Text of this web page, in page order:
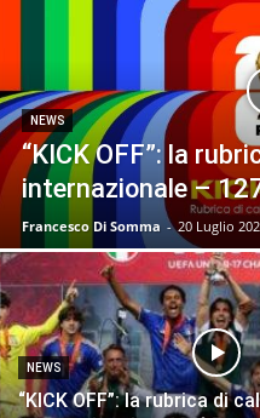
NEWS
“KICK OFF”: la
internazionale –
Francesco Di Somma - 20 Luglio
NEWS
“KICK OFF”: la rubrica di